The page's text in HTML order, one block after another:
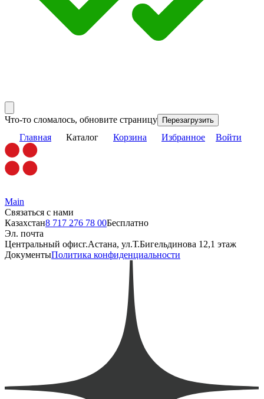
Что-то сломалось, обновите страницу Перезагрузить
Главная Каталог Корзина Избранное Войти
Main
Связаться с нами
Казахстан8 717 276 78 00Бесплатно
Эл. почта
Центральный офисг.Астана, ул.Т.Бигельдинова 12,1 этаж
ДокументыПолитика конфиденциальности